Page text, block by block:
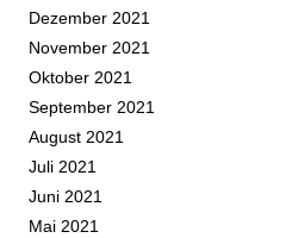
Dezember 2021
November 2021
Oktober 2021
September 2021
August 2021
Juli 2021
Juni 2021
Mai 2021